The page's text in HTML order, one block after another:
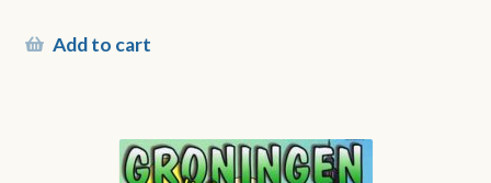
Add to cart